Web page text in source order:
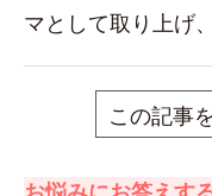
マとして取り上げ
この記事